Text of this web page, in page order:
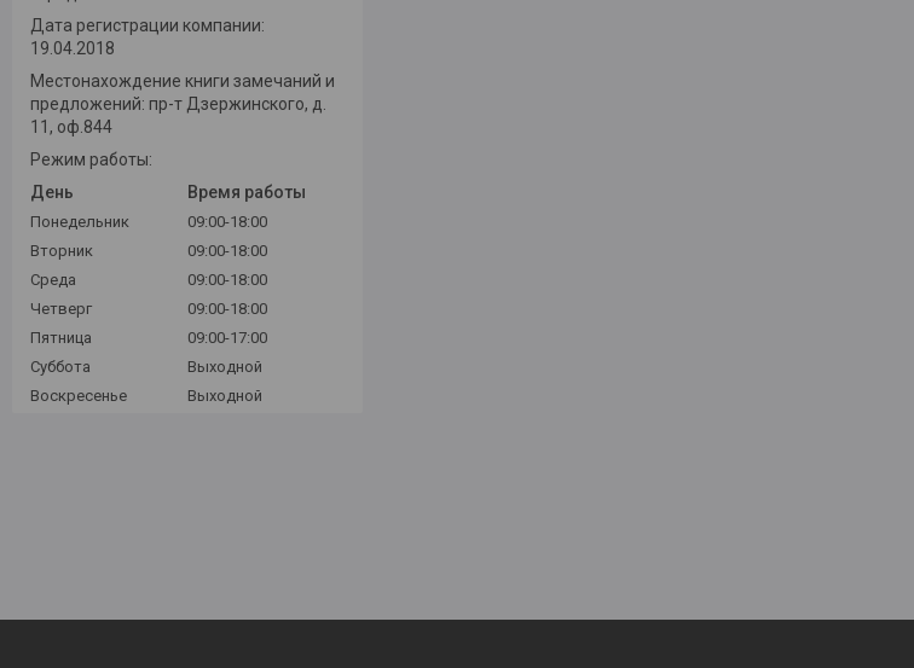
Дата регистрации компании:
19.04.2018
Местонахождение книги замечаний и
предложений: пр-т Дзержинского, д.
11, оф.844
Режим работы:
День
Время работы
Понедельник
09:00-18:00
Вторник
09:00-18:00
Среда
09:00-18:00
Четверг
09:00-18:00
Пятница
09:00-17:00
Суббота
Выходной
Воскресенье
Выходной